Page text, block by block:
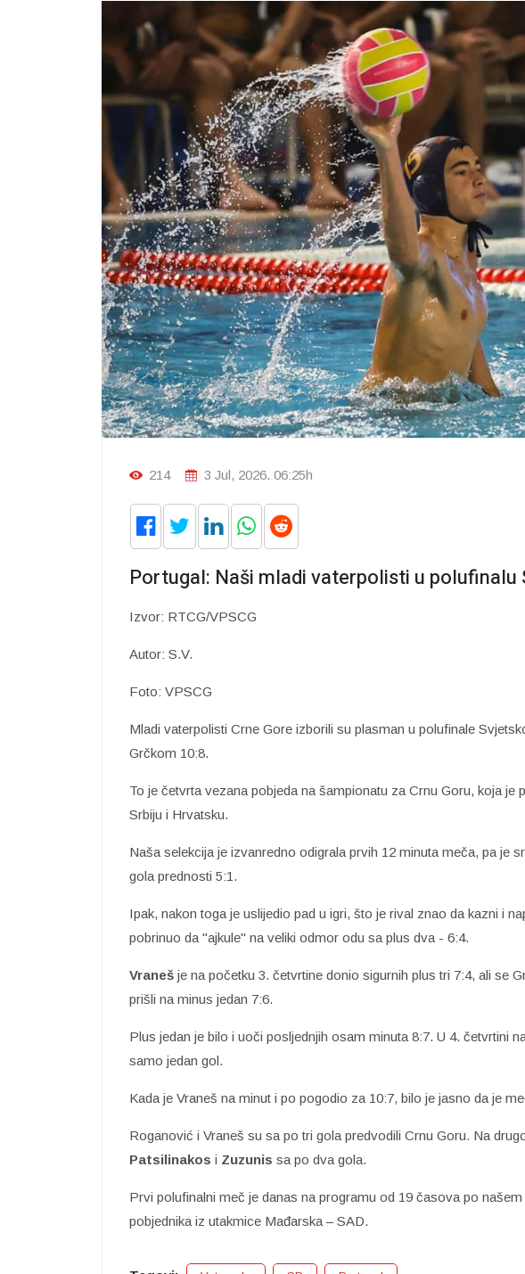
214 3 Jul, 2026. 06:25h
Portugal: Naši mladi vaterpolisti u polufinalu
Izvor: RTCG/VPSCG
Autor: S.V.
Foto: VPSCG
Mladi vaterpolisti Crne Gore izborili su plasman u polufinale
Grčkom 10:8.
To je četvrta vezana pobjeda na šampionatu za Crnu Goru, koja je
Srbiju i Hrvatsku.
Naša selekcija je izvanredno odigrala prvih 12 minuta meča, pa je
gola prednosti 5:1.
Ipak, nakon toga je uslijedio pad u igri, što je rival znao da kazni i
pobrinuo da "ajkule" na veliki odmor odu sa plus dva - 6:4.
Vraneš je na početku 3. četvrtine donio sigurnih plus tri 7:4, ali se
prišli na minus jedan 7:6.
Plus jedan je bilo i uoči posljednjih osam minuta 8:7. U 4. četvrtini
samo jedan gol.
Kada je Vraneš na minut i po pogodio za 10:7, bilo je jasno da je
Roganović i Vraneš su sa po tri gola predvodili Crnu Goru. Na
Patsilinakos i Zuzunis sa po dva gola.
Prvi polufinalni meč je danas na programu od 19 časova po
pobjednika iz utakmice Mađarska – SAD.